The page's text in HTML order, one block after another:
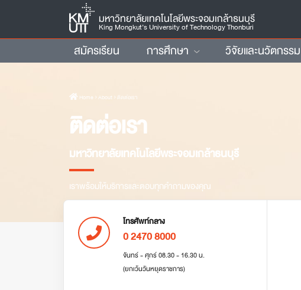
มหาวิทยาลัยเทคโนโลยีพระจอมเกล้าธนบุรี
King Mongkut’s University of Technology Thonburi
สมัครเรียน การศึกษา วิจัยและนวัตกรรม
Home › About › ติดต่อเรา
ติดต่อเรา
มหาวิทยาลัยเทคโนโลยีพระจอมเกล้าธนบุรี
เราพร้อมให้บริการและตอบทุกคำถามของคุณ
โทรศัพท์กลาง
0 2470 8000
จันทร์ - ศุกร์ 08.30 - 16.30 น.
(ยกเว้นวันหยุดราชการ)